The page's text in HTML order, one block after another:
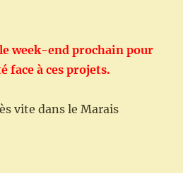
week-end prochain pour
face à ces projets.
vite dans le Marais